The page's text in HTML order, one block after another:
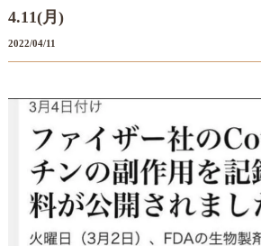
4.11(月)
2022/04/11